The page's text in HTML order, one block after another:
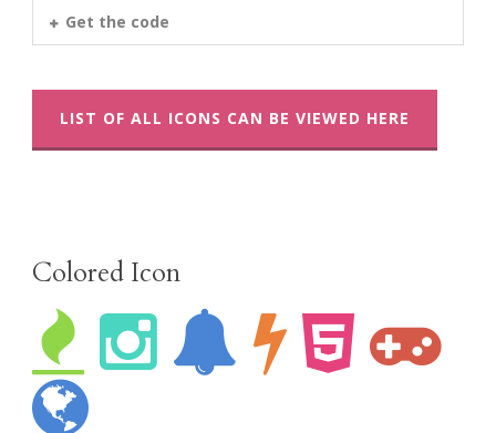
Get the code
LIST OF ALL ICONS CAN BE VIEWED HERE
Colored Icon